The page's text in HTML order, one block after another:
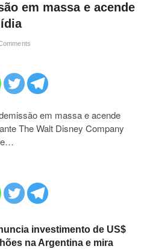
em massa e acende
em massa e acende
The Walt Disney Company
investimento de US$
na Argentina e mira